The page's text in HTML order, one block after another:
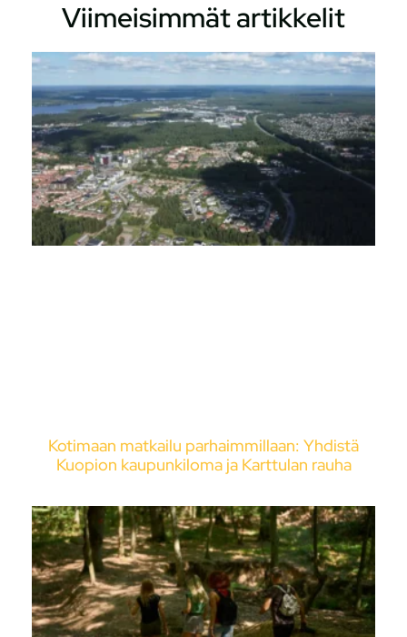
Viimeisimmät artikkelit
Kotimaan matkailu parhaimmillaan: Yhdistä
Kuopion kaupunkiloma ja Karttulan rauha